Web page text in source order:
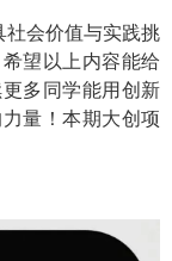
会价值与实践挑
望以上内容能给
多同学能用创新
量！本期大创项